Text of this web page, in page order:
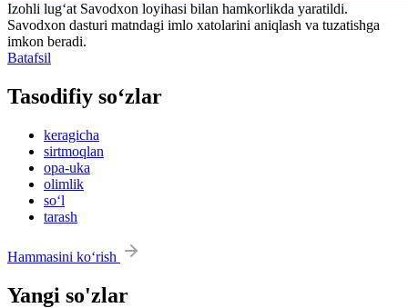
Izohli lugʻat Savodxon loyihasi bilan hamkorlikda yaratildi.
Savodxon dasturi matndagi imlo xatolarini aniqlash va tuzatishga
imkon beradi.
Batafsil
Tasodifiy so‘zlar
keragicha
sirtmoqlan
opa-uka
olimlik
so‘l
tarash
Hammasini ko‘rish
Yangi so'zlar